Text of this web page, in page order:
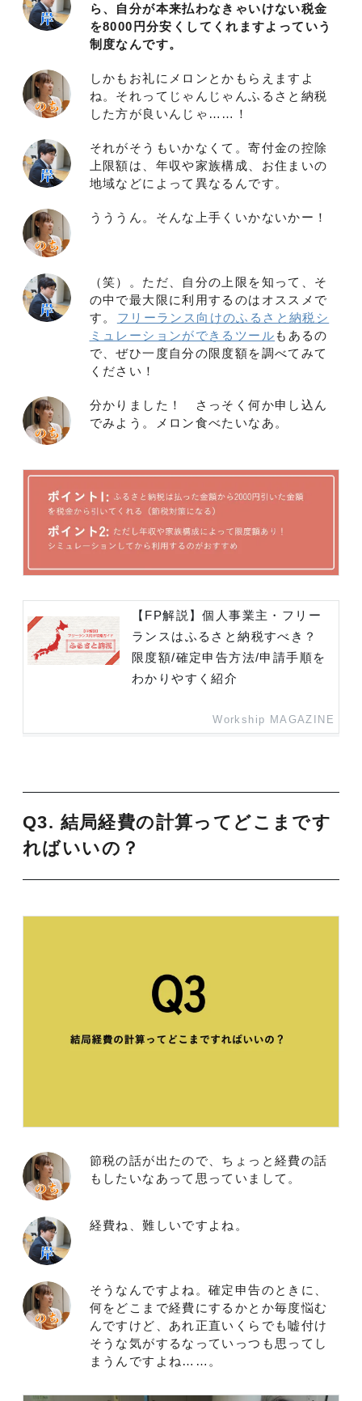
ら、自分が本来払わなきゃいけない税金
を8000円分安くしてくれますよっていう
制度なんです。
しかもお礼にメロンとかもらえますよ
ね。それってじゃんじゃんふるさと納税
した方が良いんじゃ……！
それがそうもいかなくて。寄付金の控除
上限額は、年収や家族構成、お住まいの
地域などによって異なるんです。
うううん。そんな上手くいかないかー！
（笑）。ただ、自分の上限を知って、そ
の中で最大限に利用するのはオススメで
す。
フリーランス向けのふるさと納税シ
ミュレーションができるツール もあるの
で、ぜひ一度自分の限度額を調べてみて
ください！
分かりました！ さっそく何か申し込ん
でみよう。メロン食べたいなあ。
【FP解説】個人事業主・フリー
ランスはふるさと納税すべき？
限度額/確定申告方法/申請手順を
わかりやすく紹介
Workship MAGAZINE
Q3. 結局経費の計算ってどこまです
ればいいの？
節税の話が出たので、ちょっと経費の話
もしたいなあって思っていまして。
経費ね、難しいですよね。
そうなんですよね。確定申告のときに、
何をどこまで経費にするかとか毎度悩む
んですけど、あれ正直いくらでも嘘付け
そうな気がするなっていっつも思ってし
まうんですよね……。